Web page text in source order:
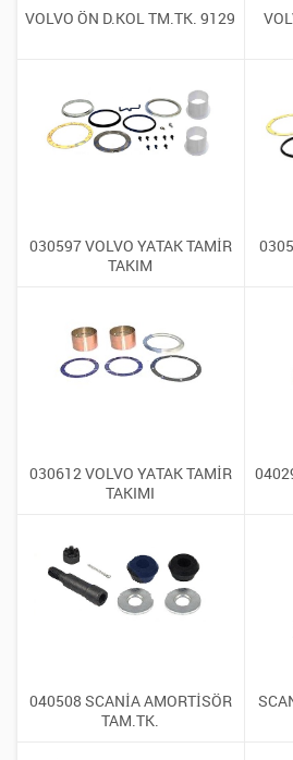
VOLVO ÖN D.KOL TM.TK. 9129
030597 VOLVO YATAK TAMİR
TAKIM
030612 VOLVO YATAK TAMİR
TAKIMI
040508 SCANİA AMORTİSÖR
TAM.TK.